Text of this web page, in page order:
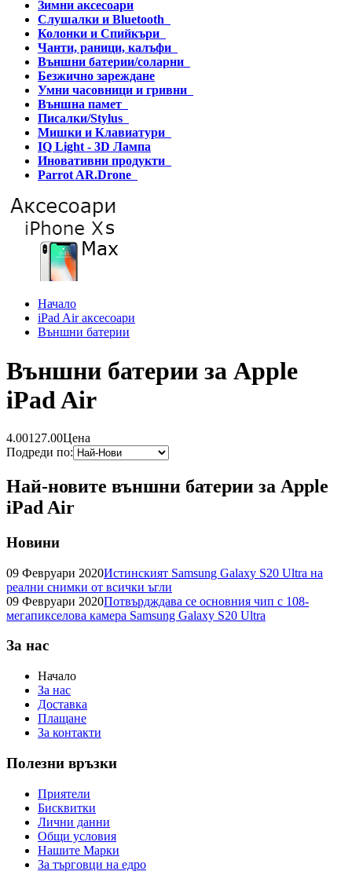
Зимни аксесоари
Слушалки и Bluetooth
Колонки и Спийкъри
Чанти, раници, калъфи
Външни батерии/соларни
Безжично зареждане
Умни часовници и гривни
Външна памет
Писалки/Stylus
Мишки и Клавиатури
IQ Light - 3D Лампа
Иновативни продукти
Parrot AR.Drone
Начало
iPad Air аксесоари
Външни батерии
Външни батерии за Apple
iPad Air
4.00127.00Цена
Подреди по:
Най-новите външни батерии за Apple
iPad Air
Новини
09 Февруари 2020Истинският Samsung Galaxy S20 Ultra на
реални снимки от всички ъгли
09 Февруари 2020Потвърдждава се основния чип с 108-
мегапикселова камера Samsung Galaxy S20 Ultra
За нас
Начало
За нас
Доставка
Плащане
За контакти
Полезни връзки
Приятели
Бисквитки
Лични данни
Общи условия
Нашите Марки
За търговци на едро